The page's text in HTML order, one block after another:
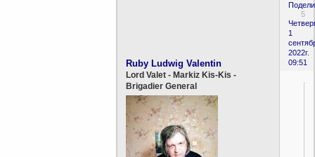
5
1
2022г.
09:51
Ruby Ludwig Valentin
Lord Valet - Markiz Kis-Kis -
Brigadier General